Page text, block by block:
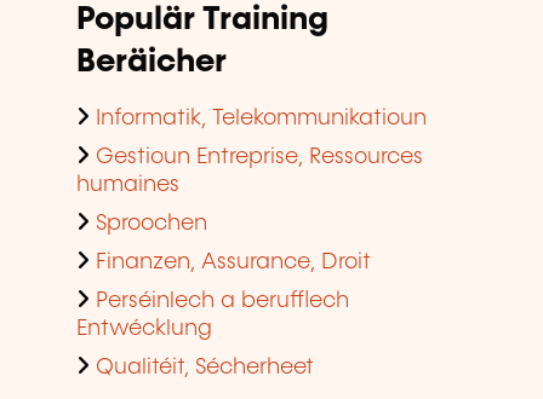
Populär Training
Beräicher
Informatik, Telekommunikatioun
Gestioun Entreprise, Ressources
humaines
Sproochen
Finanzen, Assurance, Droit
Perséinlech a berufflech
Entwécklung
Qualitéit, Sécherheet